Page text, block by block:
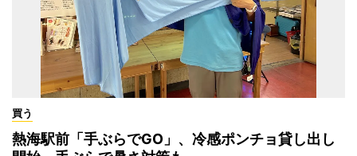
買う
熱海駅前「手ぶらでGO」、冷感ポンチョ貸し出し